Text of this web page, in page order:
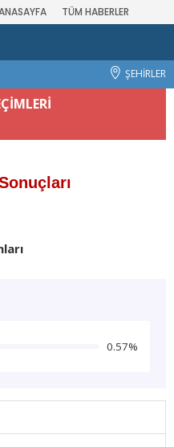
TÜM HABERLER
ŞEHİRLER
0.57%